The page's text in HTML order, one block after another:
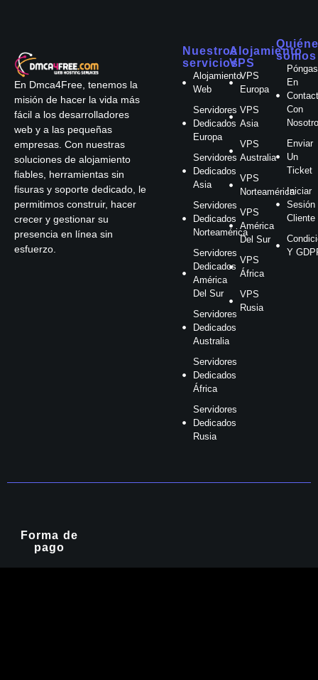
En Dmca4Free, tenemos la
misión de hacer la vida más
fácil a los desarrolladores
web y a las pequeñas
empresas. Con nuestras
soluciones de alojamiento
fiables, herramientas sin
fisuras y soporte dedicado, le
permitimos construir, hacer
crecer y gestionar su
presencia en línea sin
esfuerzo.
Nuestros
servicios
Alojamiento
Web
Servidores
Dedicados
Europa
Servidores
Dedicados
Asia
Servidores
Dedicados
Norteamérica
Servidores
Dedicados
América
Del Sur
Servidores
Dedicados
Australia
Servidores
Dedicados
África
Servidores
Dedicados
Rusia
Alojamiento
VPS
VPS
Europa
VPS
Asia
VPS
Australia
VPS
Norteamérica
VPS
América
Del Sur
VPS
África
VPS
Rusia
somos
En
Con
Enviar
Un
Ticket
Iniciar
Sesión
Cliente
Y
Forma de
pago